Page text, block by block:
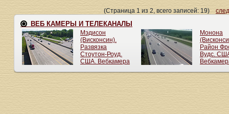
(Страница 1 из 2, всего записей: 19)